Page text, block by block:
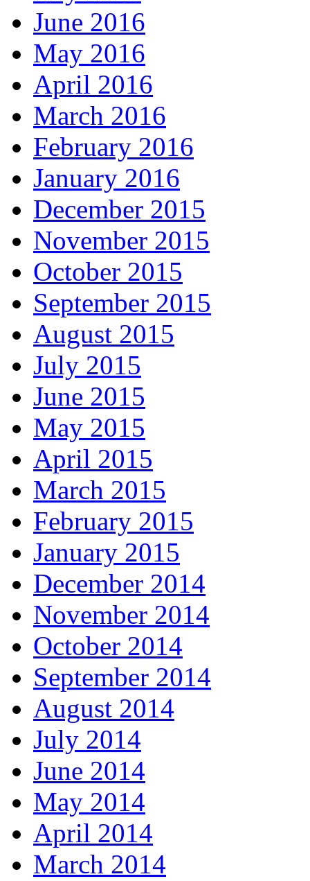
June 2016
May 2016
April 2016
March 2016
February 2016
January 2016
December 2015
November 2015
October 2015
September 2015
August 2015
July 2015
June 2015
May 2015
April 2015
March 2015
February 2015
January 2015
December 2014
November 2014
October 2014
September 2014
August 2014
July 2014
June 2014
May 2014
April 2014
March 2014